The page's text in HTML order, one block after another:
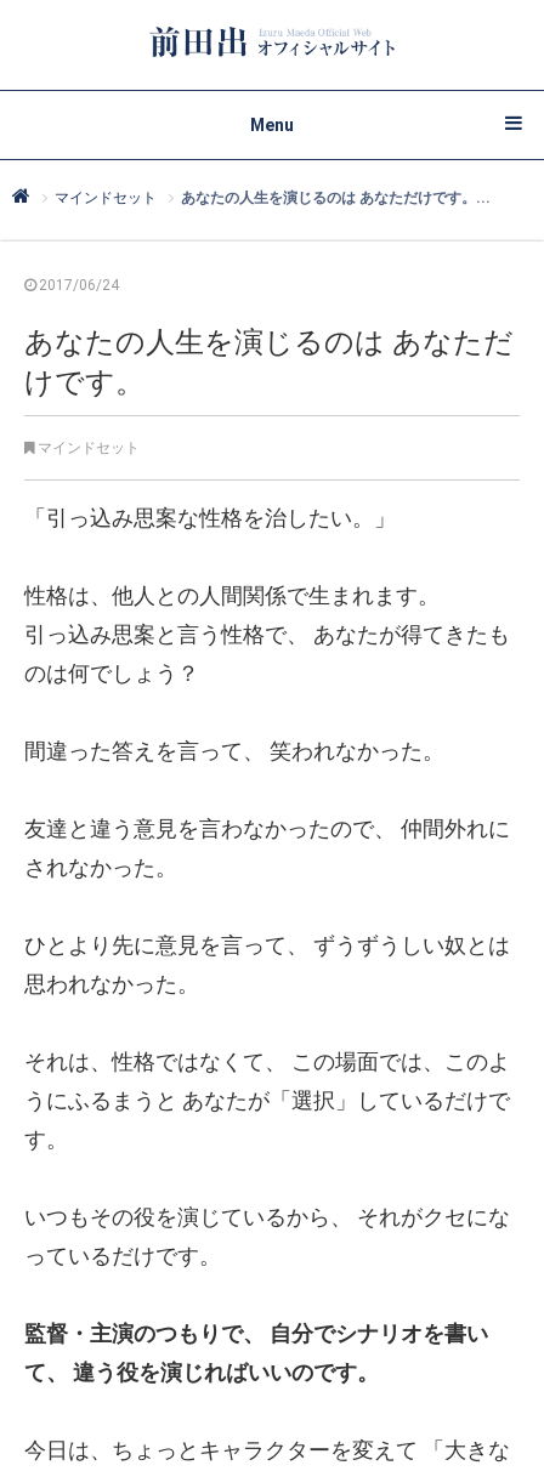
Menu
マインドセット あなたの人生を演じるのは あなただけです。...
2017/06/24
あなたの人生を演じるのは あなただ
けです。
マインドセット
「引っ込み思案な性格を治したい。」
性格は、他人との人間関係で生まれます。
引っ込み思案と言う性格で、
あなたが得てきたも
のは何でしょう？
間違った答えを言って、 笑われなかった。
友達と違う意見を言わなかったので、
仲間外れに
されなかった。
ひとより先に意見を言って、
ずうずうしい奴とは
思われなかった。
それは、性格ではなくて、
この場面では、このよ
うにふるまうと あなたが「選択」しているだけで
す。
いつもその役を演じているから、
それがクセにな
っているだけです。
監督・主演のつもりで、
自分でシナリオを書い
て、
違う役を演じればいいのです。
今日は、ちょっとキャラクターを変えて 「大きな